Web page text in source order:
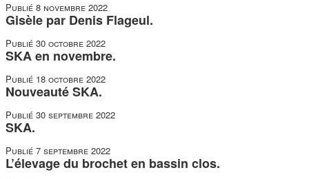
Publié 8 novembre 2022
Gisèle par Denis Flageul.
Publié 30 octobre 2022
SKA en novembre.
Publié 18 octobre 2022
Nouveauté SKA.
Publié 30 septembre 2022
SKA.
Publié 7 septembre 2022
L’élevage du brochet en bassin clos.